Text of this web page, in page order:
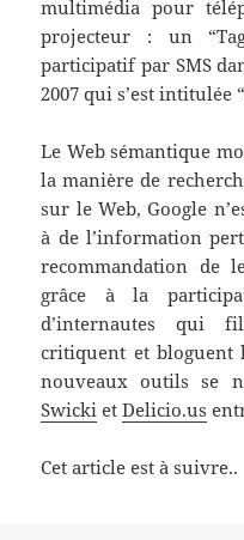
multimédia pour
projecteur : un
participatif par SMS
2007 qui s’est intitulée
Le Web sémantique
la manière de
sur le Web, Google
à de l’information
recommandation de
grâce à la
d’internautes qui
critiquent et bloguent
nouveaux outils se
Swicki etDelicio.us
Cet article est à suivre..